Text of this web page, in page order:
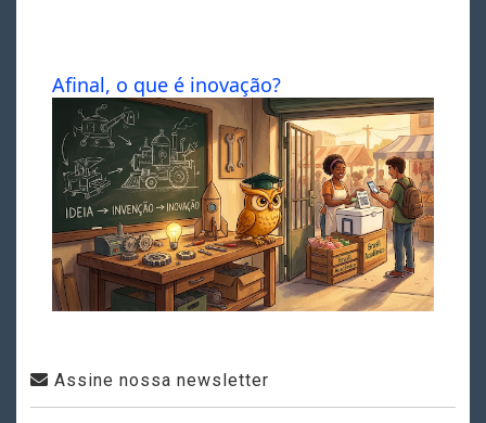
Afinal, o que é inovação?
Assine nossa newsletter